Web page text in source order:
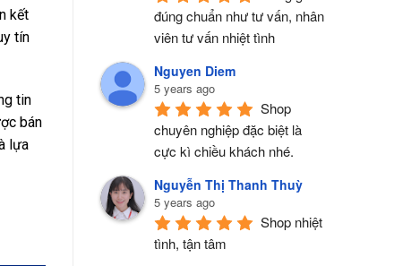
kết
tín
tin
bán
lựa
đúng chuẩn như tư vấn, nhân
viên tư vấn nhiệt tình
Nguyen Diem
5 years ago
Shop
chuyên nghiệp đặc biệt là
cực kì chiều khách nhé.
Nguyễn Thị Thanh Thuỳ
5 years ago
Shop nhiệt
tình, tận tâm